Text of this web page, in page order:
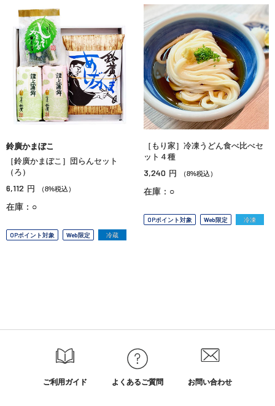
鈴廣かまぼこ
［鈴廣かまぼこ］団らんセット
（ろ）
6,112 円 （8%税込）
在庫：○
OPポイント対象 Web限定 冷蔵
［もり家］冷凍うどん食べ比べセ
ット４種
3,240 円 （8%税込）
在庫：○
OPポイント対象 Web限定 冷凍
ご利用ガイド よくあるご質問 お問い合わせ